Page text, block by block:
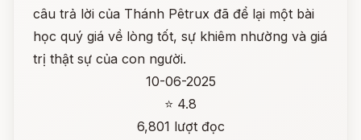
câu trả lời của Thánh Pêtrux đã để lại một bài
học quý giá về lòng tốt, sự khiêm nhường và giá
trị thật sự của con người.
10-06-2025
⭐ 4.8
6,801 lượt đọc